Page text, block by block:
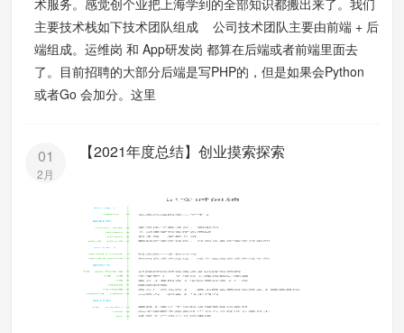
术服务。感觉创个业把上海学到的全部知识都搬出来了。我们
主要技术栈如下技术团队组成 公司技术团队主要由前端 + 后
端组成。运维岗 和 App研发岗 都算在后端或者前端里面去
了。目前招聘的大部分后端是写PHP的，但是如果会Python
或者Go 会加分。这里
01
2月
【2021年度总结】创业摸索探索